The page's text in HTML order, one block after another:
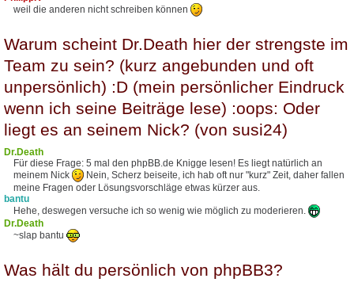
weil die anderen nicht schreiben können
Warum scheint Dr.Death hier der strengste im
Team zu sein? (kurz angebunden und oft
unpersönlich) :D (mein persönlicher Eindruck
wenn ich seine Beiträge lese) :oops: Oder
liegt es an seinem Nick? (von susi24)
Dr.Death
Für diese Frage: 5 mal den phpBB.de Knigge lesen! Es liegt natürlich an
meinem Nick
Nein, Scherz beiseite, ich hab oft nur "kurz" Zeit, daher fallen
meine Fragen oder Lösungsvorschläge etwas kürzer aus.
bantu
Hehe, deswegen versuche ich so wenig wie möglich zu moderieren.
Dr.Death
~slap bantu
Was hält du persönlich von phpBB3?